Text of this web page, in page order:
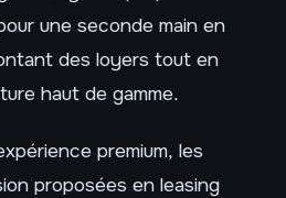
une seconde main en
des loyers tout en
haut de gamme.
premium, les
proposées en leasing